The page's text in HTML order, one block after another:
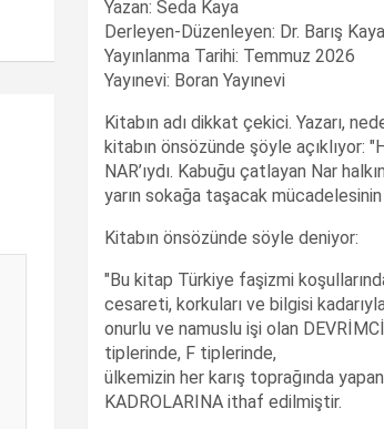
Yazan: Seda Kaya
Derleyen-Düzenleyen: Dr. Barış Kaya
Yayınlanma Tarihi: Temmuz 2026
Yayınevi: Boran Yayınevi
Kitabın adı dikkat çekici. Yazarı,
kitabın önsözünde şöyle açıklıyor:
NAR’ıydı. Kabuğu çatlayan Nar
yarın sokağa taşacak
Kitabın önsözünde söyle deniyor:
"Bu kitap Türkiye faşizmi
cesareti, korkuları ve bilgisi
onurlu ve namuslu işi olan
tiplerinde, F tiplerinde,
ülkemizin her karış toprağında
KADROLARINA ithaf edilmiştir.